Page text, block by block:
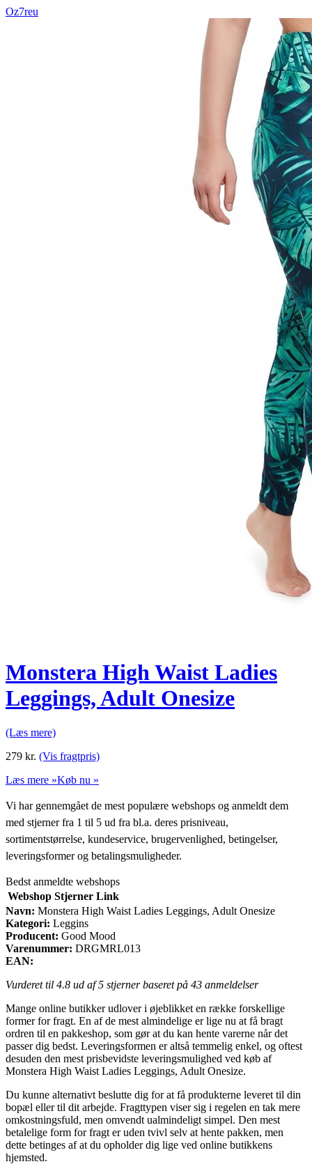
Oz7reu
Monstera High Waist Ladies
Leggings, Adult Onesize
(Læs mere)
279 kr. (Vis fragtpris)
Læs mere »Køb nu »
Vi har gennemgået de mest populære webshops og anmeldt dem
med stjerner fra 1 til 5 ud fra bl.a. deres prisniveau,
sortimentstørrelse, kundeservice, brugervenlighed, betingelser,
leveringsformer og betalingsmuligheder.
Bedst anmeldte webshops
Webshop Stjerner Link
Navn: Monstera High Waist Ladies Leggings, Adult Onesize
Kategori: Leggins
Producent: Good Mood
Varenummer: DRGMRL013
EAN:
Vurderet til 4.8 ud af 5 stjerner baseret på 43 anmeldelser
Mange online butikker udlover i øjeblikket en række forskellige
former for fragt. En af de mest almindelige er lige nu at få bragt
ordren til en pakkeshop, som gør at du kan hente varerne når det
passer dig bedst. Leveringsformen er altså temmelig enkel, og oftest
desuden den mest prisbevidste leveringsmulighed ved køb af
Monstera High Waist Ladies Leggings, Adult Onesize.
Du kunne alternativt beslutte dig for at få produkterne leveret til din
bopæl eller til dit arbejde. Fragttypen viser sig i regelen en tak mere
omkostningsfuld, men omvendt ualmindeligt simpel. Den mest
betalelige form for fragt er uden tvivl selv at hente pakken, men
dette betinges af at du opholder dig lige ved online butikkens
hjemsted.